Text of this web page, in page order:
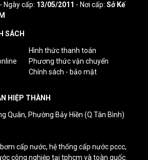
Ngày cấp: 13/05/2011 - Nơi cấp: Sở Kế
SÁCH
Hình thức thanh toán
Phương thức vận chuyển
Chính sách - bảo mật
HIỆP THÀNH
Quân, Phường Bảy Hiền (Q.Tân Bình)
cấp nước, hệ thống cấp nước pccc,
công nghiệp tại tphcm và toàn quốc.